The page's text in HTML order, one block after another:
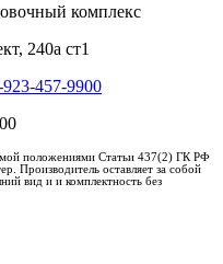
комплекс
240а ст1
923-457-9900
положениями Статьи 437(2) ГК РФ
Производитель оставляет за собой
вид и и комплектность без